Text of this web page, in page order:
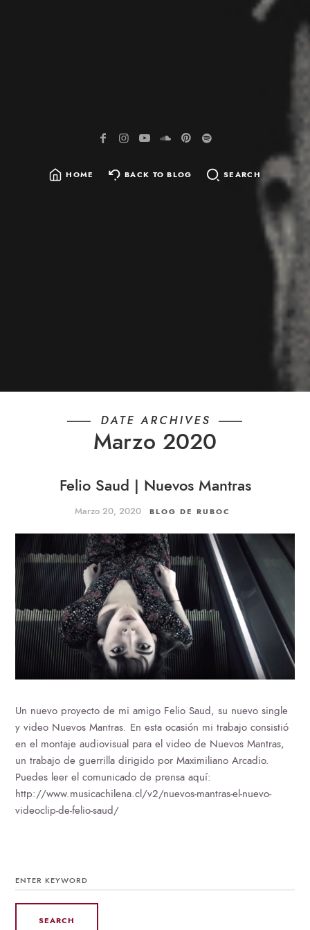
HOME BACK TO BLOG SEARCH
DATE ARCHIVES
Marzo 2020
Felio Saud | Nuevos Mantras
Marzo 20, 2020 BLOG DE RUBOC
Un nuevo proyecto de mi amigo Felio Saud, su nuevo single
y video Nuevos Mantras. En esta ocasión mi trabajo consistió
en el montaje audiovisual para el video de Nuevos Mantras,
un trabajo de guerrilla dirigido por Maximiliano Arcadio.
Puedes leer el comunicado de prensa aquí:
http://www.musicachilena.cl/v2/nuevos-mantras-el-nuevo-
videoclip-de-felio-saud/
FOR: